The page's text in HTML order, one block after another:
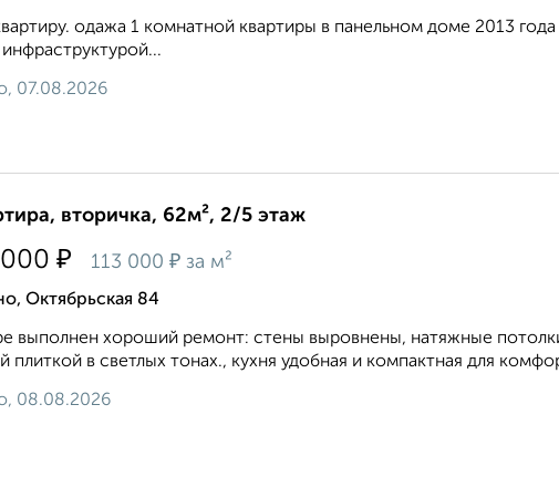
одажа 1 комнатной квартиры в панельном доме 2013
07.08.2026
вторичка, 62м², 2/5 этаж
₽ 113 000 ₽ за м²
Октябрьская 84
выполнен хороший ремонт: стены выровнены, натяжные
плиткой в светлых тонах., кухня удобная и компактная для
08.08.2026